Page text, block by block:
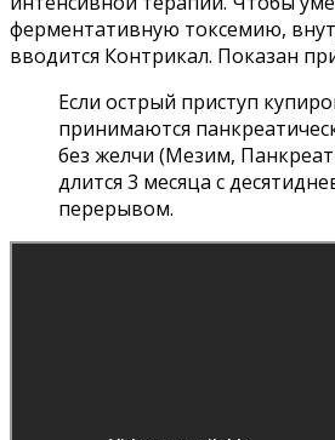
ферментативную токсемию,
вводится Контрикал. Показан
Если острый приступ
принимаются
без желчи (Мезим,
длится 3 месяца с
перерывом.